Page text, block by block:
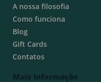
A nossa filosofia
Como funciona
Blog
Gift Cards
Contatos
Mais Informação